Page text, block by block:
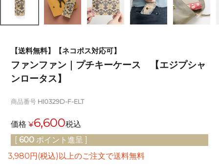
【送料無料】【ネコポス対応可】
ファンファン｜プチキーケース 【エジプシャ
ンロータス】
商品番号 HI0329D-F-ELT
価格 ¥6,600税込
[ 600 ポイント進呈 ]
3,980円(税込)以上のご注文で送料無料